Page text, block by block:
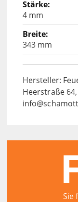
4 mm
343 mm
Hersteller:
Heerstraße
Sie